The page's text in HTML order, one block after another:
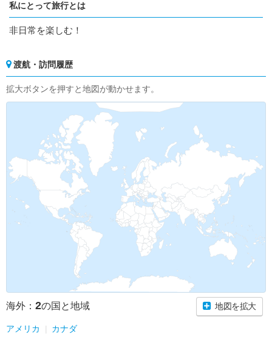
私にとって旅行とは
非日常を楽しむ！
渡航・訪問履歴
拡大ボタンを押すと地図が動かせます。
海外： 2の国と地域 地図を拡大
アメリカ カナダ